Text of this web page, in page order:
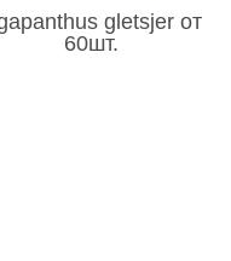
gletsjer от
60шт.